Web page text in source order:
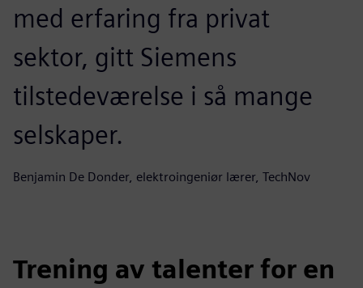
med erfaring fra privat
sektor, gitt Siemens
tilstedeværelse i så mange
selskaper.
Benjamin De Donder, elektroingeniør lærer, TechNov
Trening av talenter for en